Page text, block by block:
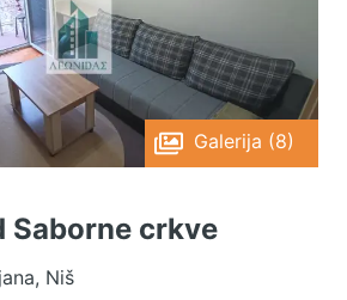
Galerija (8)
Saborne crkve
Niš